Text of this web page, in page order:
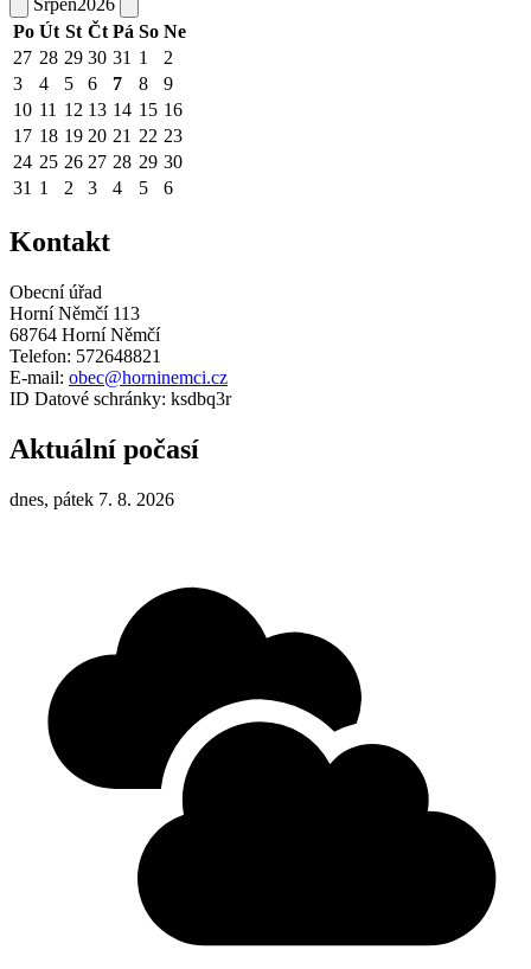
Srpen2026
Po Út St Čt Pá So Ne
27 28 29 30 31 1
2
3
4 5 6 7 8
9
10 11 12 13 14 15 16
17 18 19 20 21 22 23
24 25 26 27 28 29 30
31 1 2 3 4 5 6
Kontakt
Obecní úřad
Horní Němčí 113
68764 Horní Němčí
Telefon: 572648821
E-mail: obec@horninemci.cz
ID Datové schránky: ksdbq3r
Aktuální počasí
dnes, pátek 7. 8. 2026